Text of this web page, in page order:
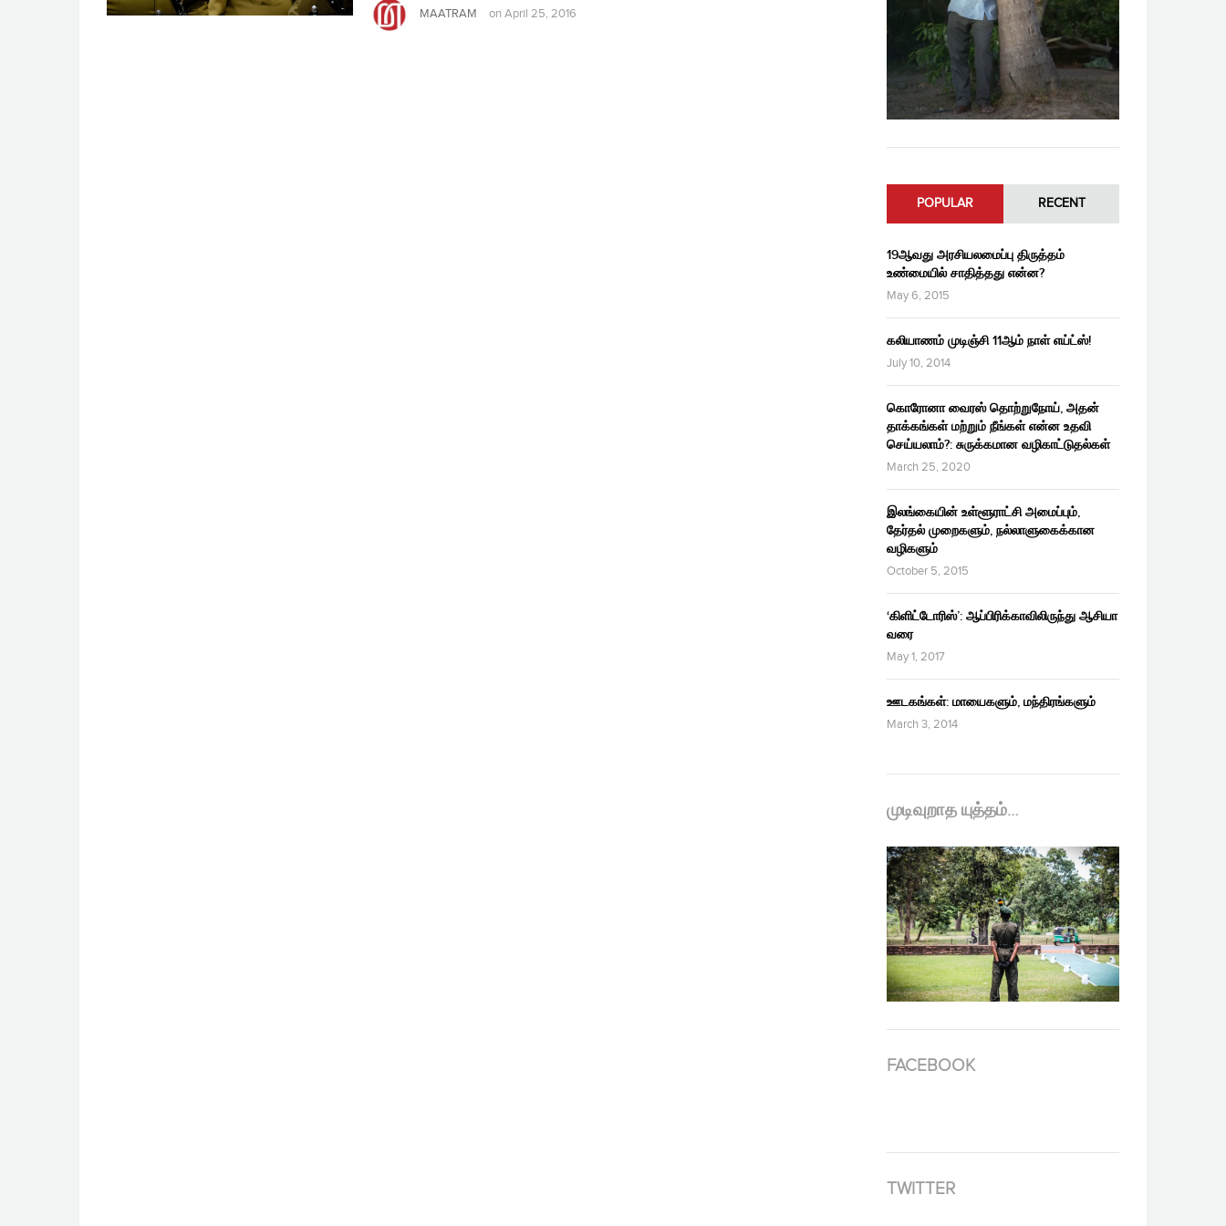
MAATRAM on April 25, 2016
POPULAR RECENT
19ஆவது அரசியலமைப்பு திருத்தம்
உண்மையில் சாதித்தது என்ன?
May 6, 2015
கலியாணம் முடிஞ்சி 11ஆம் நாள் எய்ட்ஸ்!
July 10, 2014
கொரோனா வைரஸ் தொற்றுநோய், அதன்
தாக்கங்கள் மற்றும் நீங்கள் என்ன உதவி
செய்யலாம்?: சுருக்கமான வழிகாட்டுதல்கள்
March 25, 2020
இலங்கையின் உள்ளூராட்சி அமைப்பும்,
தேர்தல் முறைகளும், நல்லாளுகைக்கான
வழிகளும்
October 5, 2015
‘கிளிட்டோரிஸ்’: ஆப்பிரிக்காவிலிருந்து ஆசியா
வரை
May 1, 2017
ஊடகங்கள்: மாயைகளும், மந்திரங்களும்
March 3, 2014
முடிவுறாத யுத்தம்…
FACEBOOK
TWITTER